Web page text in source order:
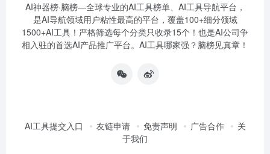
AI神器榜·脑榜—全球专业的AI工具榜单、AI工具导航平台，
是AI导航领域用户粘性最高的平台，覆盖100+细分领域
1500+AI工具！严格筛选每个分类只收录15个！也是AI公司争
相入驻的首选AI产品推广平台。AI工具哪家强？脑榜见真章！
AI工具提交入口 友链申请 免责声明 广告合作
关
于我们